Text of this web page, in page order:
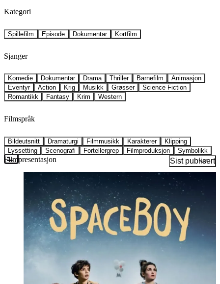
Kategori
Spillefilm Episode Dokumentar Kortfilm
Sjanger
Komedie Dokumentar Drama Thriller Barnefilm
Animasjon
Eventyr
Action Krig Musikk Grøsser
Science Fiction
Romantikk
Fantasy Krim Western
Filmspråk
Bildeutsnitt Dramaturgi Filmmusikk Karakterer
Klipping
Lyssetting
Scenografi Fortellergrep Filmproduksjon Symbolikk
Sist publisert
Filmpresentasjon